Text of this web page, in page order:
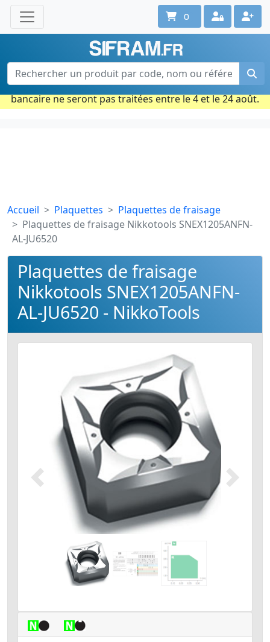
Une question ? Un conseil ?
Contactez-nous au 02 40 92 17 71
Ouvert du lun. au vend. de 08h à 18h
Période estivale : Les commandes prises par carte
bancaire ne seront pas traitées entre le 4 et le 24 août.
0
Accueil Plaquettes
Plaquettes de fraisage
Plaquettes de fraisage Nikkotools SNEX1205ANFN-
AL-JU6520
Plaquettes de fraisage
Nikkotools SNEX1205ANFN-
AL-JU6520 - NikkoTools
Précédent Suivant